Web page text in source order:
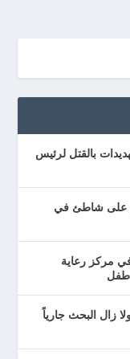
بالقتل لرئيس
يلسع أكثر من 100 شخص على شاطئ في
مركز رعاية
البحث جارياً